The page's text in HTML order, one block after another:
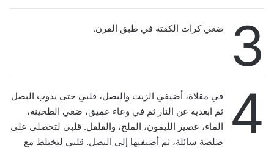
3 ضعي كرات الكفتة في طبق الفرن.
4
في مقلاة، أضيفي الزيت والبصل، قلبي حتى يذوب البصل
ثم ابعديه عن النار ثم في وعاء عميق، ضعي الطحينة،
الماء، عصير الليمون، الملح، والفلفل. قلبي لتحصلي على
صلصة سائلة، ثم أضيفيها إلى البصل. قلبي لتختلط مع